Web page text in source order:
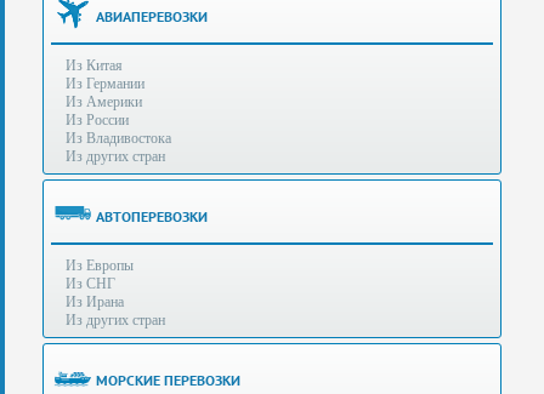
(495)
788-
Бесплатные
консультации
(Без
выходных
8:00
до
21:30)
96-62
+7 (925) 104-
15-94
e-mail:info@s-standard.ru
АВИАПЕРЕВОЗКИ
Из Китая
Из Германии
Из Америки
Из России
Из Владивостока
Из других стран
АВТОПЕРЕВОЗКИ
Из Европы
Из СНГ
Из Ирана
Из других стран
МОРСКИЕ ПЕРЕВОЗКИ